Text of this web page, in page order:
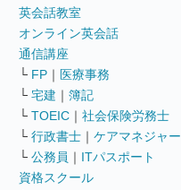
英会話教室
オンライン英会話
通信講座
└ FP ｜ 医療事務
└ 宅建 ｜ 簿記
└ TOEIC ｜ 社会保険労務士
└ 行政書士 ｜ ケアマネジャー
└ 公務員 ｜ ITパスポート
資格スクール